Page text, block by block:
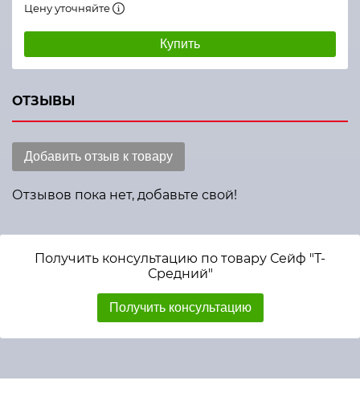
Цену уточняйте
Купить
ОТЗЫВЫ
Добавить отзыв к товару
Отзывов пока нет, добавьте свой!
Получить консультацию по товару Сейф "Т-
Средний"
Получить консультацию